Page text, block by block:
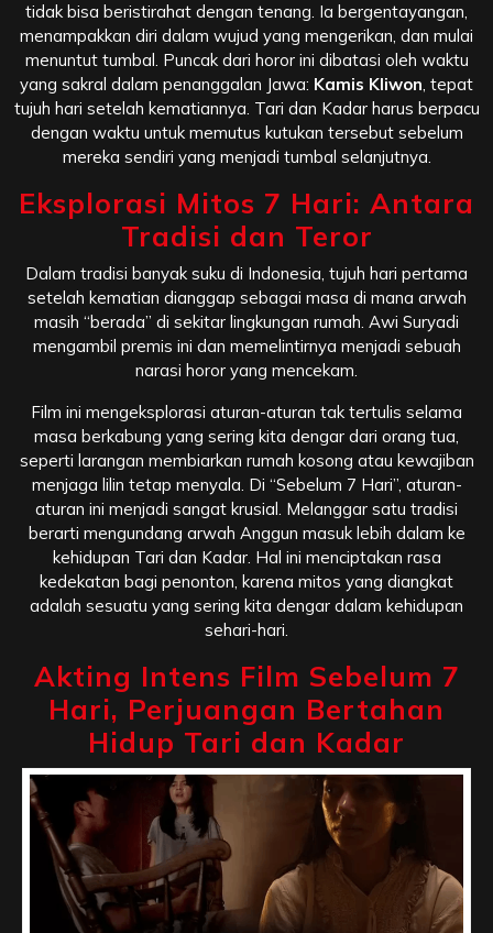
tidak bisa beristirahat dengan tenang. Ia bergentayangan,
menampakkan diri dalam wujud yang mengerikan, dan mulai
menuntut tumbal. Puncak dari horor ini dibatasi oleh waktu
yang sakral dalam penanggalan Jawa: Kamis Kliwon, tepat
tujuh hari setelah kematiannya. Tari dan Kadar harus berpacu
dengan waktu untuk memutus kutukan tersebut sebelum
mereka sendiri yang menjadi tumbal selanjutnya.
Eksplorasi Mitos 7 Hari: Antara
Tradisi dan Teror
Dalam tradisi banyak suku di Indonesia, tujuh hari pertama
setelah kematian dianggap sebagai masa di mana arwah
masih “berada” di sekitar lingkungan rumah. Awi Suryadi
mengambil premis ini dan memelintirnya menjadi sebuah
narasi horor yang mencekam.
Film ini mengeksplorasi aturan-aturan tak tertulis selama
masa berkabung yang sering kita dengar dari orang tua,
seperti larangan membiarkan rumah kosong atau kewajiban
menjaga lilin tetap menyala. Di “Sebelum 7 Hari”, aturan-
aturan ini menjadi sangat krusial. Melanggar satu tradisi
berarti mengundang arwah Anggun masuk lebih dalam ke
kehidupan Tari dan Kadar. Hal ini menciptakan rasa
kedekatan bagi penonton, karena mitos yang diangkat
adalah sesuatu yang sering kita dengar dalam kehidupan
sehari-hari.
Akting Intens Film Sebelum 7
Hari, Perjuangan Bertahan
Hidup Tari dan Kadar